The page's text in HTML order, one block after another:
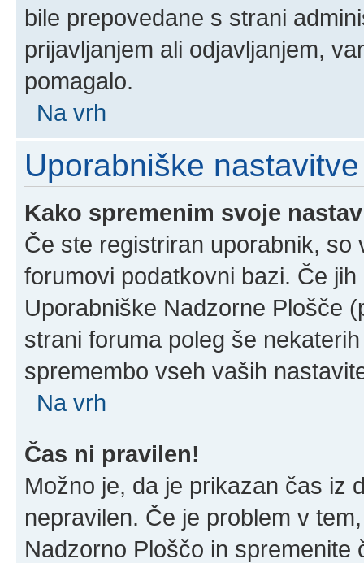
bile prepovedane s strani
prijavljanjem ali odjavljanjem,
pomagalo.
Na vrh
Uporabniške nastavitve
Kako spremenim svoje
Če ste registriran uporabnik,
forumovi podatkovni bazi. Če
Uporabniške Nadzorne Plošče
strani foruma poleg še
spremembo vseh vaših
Na vrh
Čas ni pravilen!
Možno je, da je prikazan čas iz
nepravilen. Če je problem v
Nadzorno Ploščo in